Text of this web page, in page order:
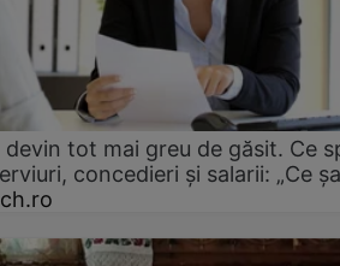
tot mai greu de găsit. Ce
concedieri și salarii: „Ce